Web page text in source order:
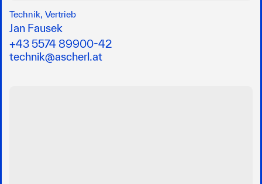
Technik, Vertrieb
Jan Fausek
+43 5574 89900-42
technik@ascherl.at